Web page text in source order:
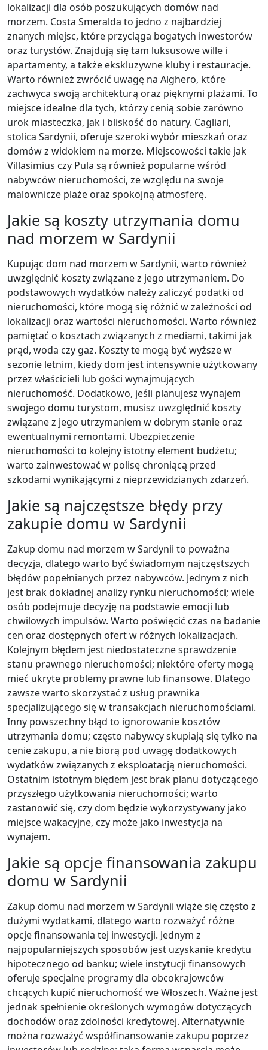
lokalizacji dla osób poszukujących domów nad
morzem. Costa Smeralda to jedno z najbardziej
znanych miejsc, które przyciąga bogatych inwestorów
oraz turystów. Znajdują się tam luksusowe wille i
apartamenty, a także ekskluzywne kluby i restauracje.
Warto również zwrócić uwagę na Alghero, które
zachwyca swoją architekturą oraz pięknymi plażami. To
miejsce idealne dla tych, którzy cenią sobie zarówno
urok miasteczka, jak i bliskość do natury. Cagliari,
stolica Sardynii, oferuje szeroki wybór mieszkań oraz
domów z widokiem na morze. Miejscowości takie jak
Villasimius czy Pula są również popularne wśród
nabywców nieruchomości, ze względu na swoje
malownicze plaże oraz spokojną atmosferę.
Jakie są koszty utrzymania domu
nad morzem w Sardynii
Kupując dom nad morzem w Sardynii, warto również
uwzględnić koszty związane z jego utrzymaniem. Do
podstawowych wydatków należy zaliczyć podatki od
nieruchomości, które mogą się różnić w zależności od
lokalizacji oraz wartości nieruchomości. Warto również
pamiętać o kosztach związanych z mediami, takimi jak
prąd, woda czy gaz. Koszty te mogą być wyższe w
sezonie letnim, kiedy dom jest intensywnie użytkowany
przez właścicieli lub gości wynajmujących
nieruchomość. Dodatkowo, jeśli planujesz wynajem
swojego domu turystom, musisz uwzględnić koszty
związane z jego utrzymaniem w dobrym stanie oraz
ewentualnymi remontami. Ubezpieczenie
nieruchomości to kolejny istotny element budżetu;
warto zainwestować w polisę chroniącą przed
szkodami wynikającymi z nieprzewidzianych zdarzeń.
Jakie są najczęstsze błędy przy
zakupie domu w Sardynii
Zakup domu nad morzem w Sardynii to poważna
decyzja, dlatego warto być świadomym najczęstszych
błędów popełnianych przez nabywców. Jednym z nich
jest brak dokładnej analizy rynku nieruchomości; wiele
osób podejmuje decyzję na podstawie emocji lub
chwilowych impulsów. Warto poświęcić czas na badanie
cen oraz dostępnych ofert w różnych lokalizacjach.
Kolejnym błędem jest niedostateczne sprawdzenie
stanu prawnego nieruchomości; niektóre oferty mogą
mieć ukryte problemy prawne lub finansowe. Dlatego
zawsze warto skorzystać z usług prawnika
specjalizującego się w transakcjach nieruchomościami.
Inny powszechny błąd to ignorowanie kosztów
utrzymania domu; często nabywcy skupiają się tylko na
cenie zakupu, a nie biorą pod uwagę dodatkowych
wydatków związanych z eksploatacją nieruchomości.
Ostatnim istotnym błędem jest brak planu dotyczącego
przyszłego użytkowania nieruchomości; warto
zastanowić się, czy dom będzie wykorzystywany jako
miejsce wakacyjne, czy może jako inwestycja na
wynajem.
Jakie są opcje finansowania zakupu
domu w Sardynii
Zakup domu nad morzem w Sardynii wiąże się często z
dużymi wydatkami, dlatego warto rozważyć różne
opcje finansowania tej inwestycji. Jednym z
najpopularniejszych sposobów jest uzyskanie kredytu
hipotecznego od banku; wiele instytucji finansowych
oferuje specjalne programy dla obcokrajowców
chcących kupić nieruchomość we Włoszech. Ważne jest
jednak spełnienie określonych wymogów dotyczących
dochodów oraz zdolności kredytowej. Alternatywnie
można rozważyć współfinansowanie zakupu poprzez